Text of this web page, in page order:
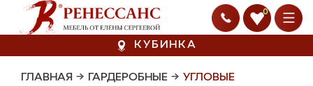
0
КУБИНКА
ГЛАВНАЯ → ГАРДЕРОБНЫЕ → УГЛОВЫЕ